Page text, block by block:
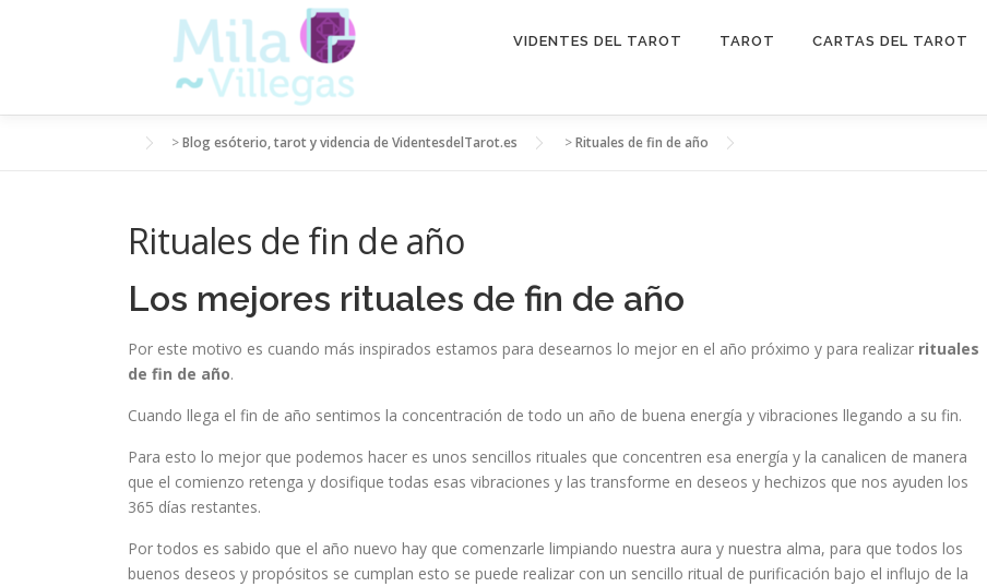
VIDENTES DEL TAROT TAROT CARTAS DEL TAROT
>Blog esóterio, tarot y videncia de VidentesdelTarot.es >Rituales de fin de año
Rituales de fin de año
Los mejores rituales de fin de año
Por este motivo es cuando más inspirados estamos para desearnos lo mejor en el año próximo y para realizar rituales
de fin de año.
Cuando llega el fin de año sentimos la concentración de todo un año de buena energía y vibraciones llegando a su fin.
Para esto lo mejor que podemos hacer es unos sencillos rituales que concentren esa energía y la canalicen de manera
que el comienzo retenga y dosifique todas esas vibraciones y las transforme en deseos y hechizos que nos ayuden los
365 días restantes.
Por todos es sabido que el año nuevo hay que comenzarle limpiando nuestra aura y nuestra alma, para que todos los
buenos deseos y propósitos se cumplan esto se puede realizar con un sencillo ritual de purificación bajo el influjo de la